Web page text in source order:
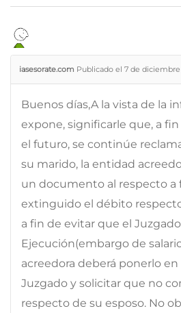
iasesorate.com Publicado el 7 de diciembre
Buenos días,A la vista de la
expone, significarle que, a
el futuro, se continúe
su marido, la entidad
un documento al respecto a
extinguido el débito
a fin de evitar que el
Ejecución(embargo de
acreedora deberá ponerlo
Juzgado y solicitar que no
respecto de su esposo. No